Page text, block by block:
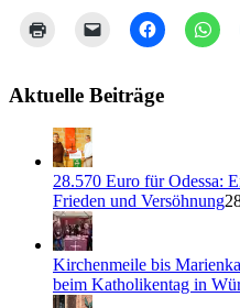
Aktuelle Beiträge
28.570 Euro für Odessa:
Frieden und Versöhnung
Kirchenmeile bis
beim Katholikentag in